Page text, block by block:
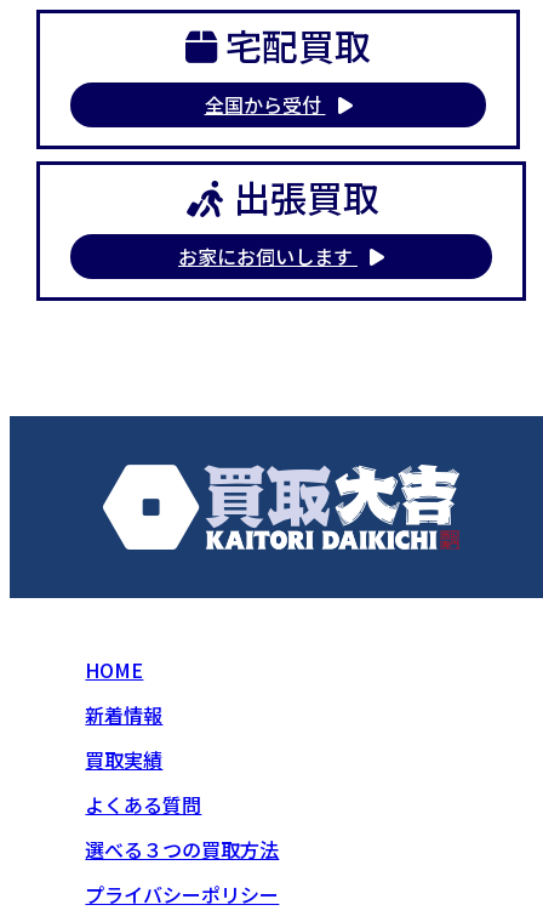
宅配買取
全国から受付
出張買取
お家にお伺いします
HOME
新着情報
買取実績
よくある質問
選べる３つの買取方法
プライバシーポリシー